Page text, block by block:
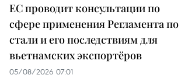
ЕС проводит консультации по
сфере применения Регламента по
стали и его последствиям для
вьетнамских экспортёров
05/08/2026 07:01